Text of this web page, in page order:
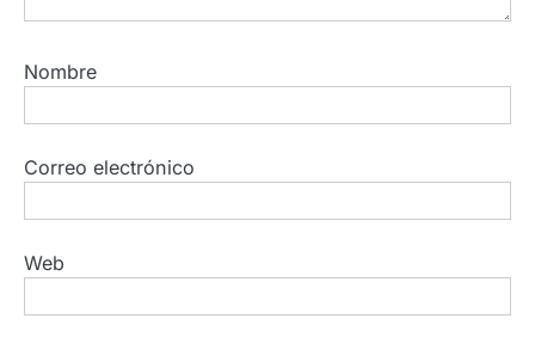
Nombre
Correo electrónico
Web